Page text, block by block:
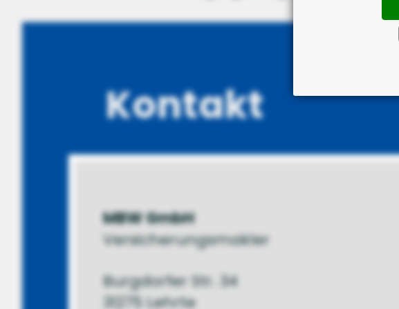
Kontakt
MBW GmbH
Versicherungsmakler
Burgdorfer Str. 34
31275 Lehrte